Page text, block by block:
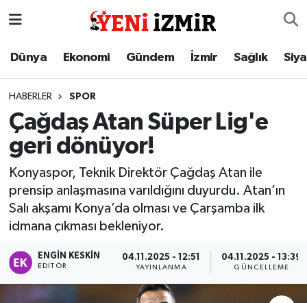
Dünya Ekonomi Gündem İzmir Sağlık
HABERLER SPOR
Çağdaş Atan Süper Lig'e
geri dönüyor!
Konyaspor, Teknik Direktör Çağdaş Atan ile
prensip anlaşmasına varıldığını duyurdu. Atan’ın
Salı akşamı Konya’da olması ve Çarşamba ilk
idmana çıkması bekleniyor.
ENGIN KESKIN
EDITÖR
04.11.2025 - 12:51
YAYINLANMA
04.11.2025 - 13:39
GÜNCELLEME
Dünya
Gündem
İzmir
Sağlık
Siyaset
Magazin
Resmi İlanlar
İzmir Nöbetçi Eczaneler
İzmir Namaz Vakitleri
İzmir Trafik Yoğunluk Haritası
Süper Lig Puan Durumu ve Fikstür
Tüm Manşetler
Son Dakika Haberleri
Haber Arşivi